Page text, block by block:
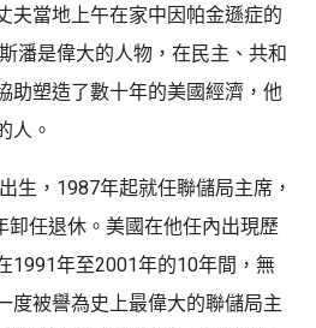
夫當地上午在家中因帕金遜症的
潘是偉大的人物，在民主、共和
助塑造了數十年的美國經濟，他
人。
生，1987年起就任聯儲局主席，
卸任退休。美國在他任內出現歷
1991年至2001年的10年間，無
度被譽為史上最偉大的聯儲局主